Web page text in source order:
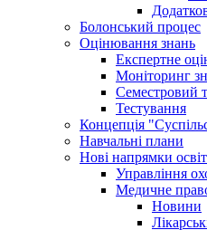
Болонський процес
Оцінювання знань
Експертне
Моніторинг
Семестровий
Тестування
Концепція
Навчальні плани
Нові напрямки
Управління
Медичне
Новини